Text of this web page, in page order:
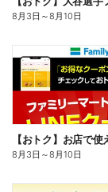
8月3日 ～8月10日
8月3日 ～8月10日